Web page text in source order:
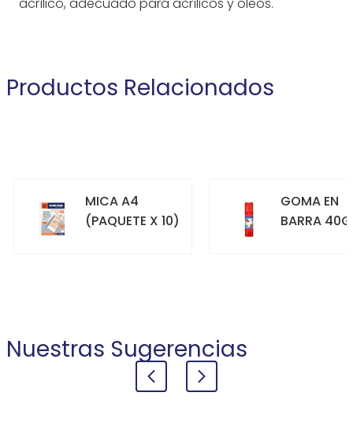
Productos Relacionados
MICA A4
(PAQUETE X 10)
GOMA EN
BARRA
Nuestras Sugerencias